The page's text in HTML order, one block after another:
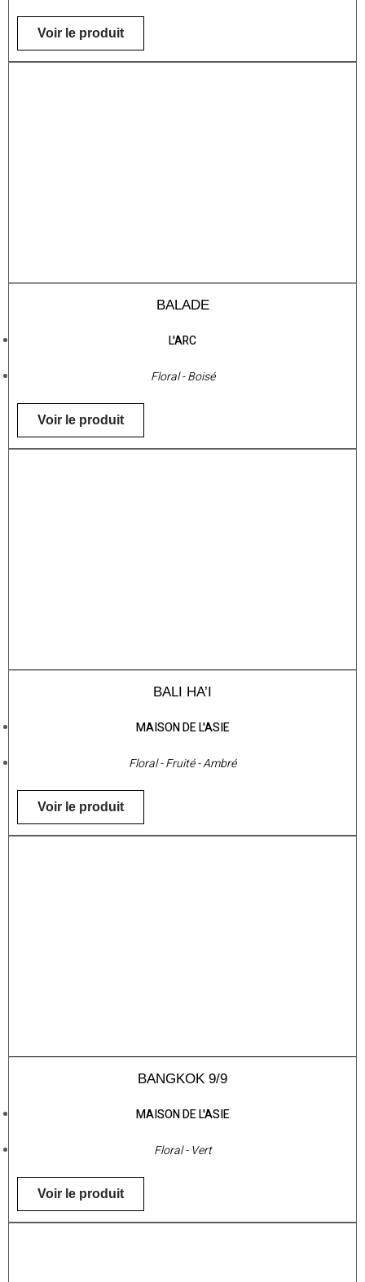
Voir le produit
BALADE
L'ARC
Floral - Boisé
Voir le produit
BALI HA’I
MAISON DE L'ASIE
Floral - Fruité - Ambré
Voir le produit
BANGKOK 9/9
MAISON DE L'ASIE
Floral - Vert
Voir le produit